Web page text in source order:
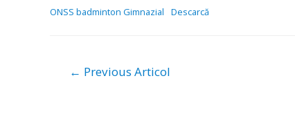
ONSS badminton Gimnazial Descarcă
Navigare
← Previous Articol